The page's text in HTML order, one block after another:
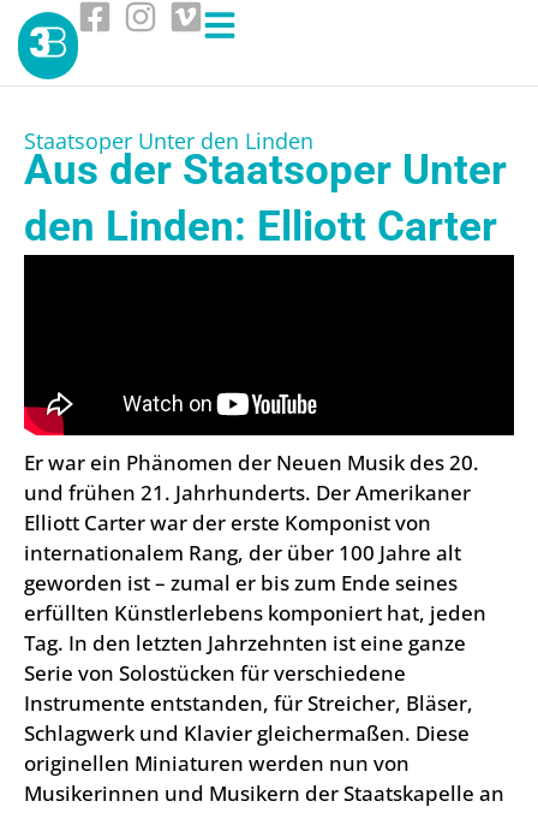
Staatsoper Unter den Linden
Aus der Staatsoper Unter
den Linden: Elliott Carter
Er war ein Phänomen der Neuen Musik des 20.
und frühen 21. Jahrhunderts. Der Amerikaner
Elliott Carter war der erste Komponist von
internationalem Rang, der über 100 Jahre alt
geworden ist – zumal er bis zum Ende seines
erfüllten Künstlerlebens komponiert hat, jeden
Tag. In den letzten Jahrzehnten ist eine ganze
Serie von Solostücken für verschiedene
Instrumente entstanden, für Streicher, Bläser,
Schlagwerk und Klavier gleichermaßen. Diese
originellen Miniaturen werden nun von
Musikerinnen und Musikern der Staatskapelle an